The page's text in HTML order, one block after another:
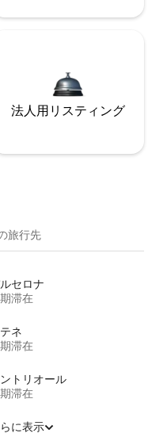
法人用リスティング
旅行先
セロナ
滞在
ネ
滞在
トリオール
滞在
に表示